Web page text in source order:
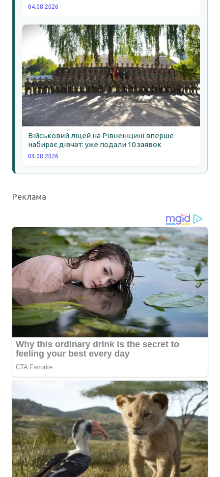
04.08.2026
Військовий ліцей на Рівненщині вперше
набирає дівчат: уже подали 10 заявок
03.08.2026
Реклама